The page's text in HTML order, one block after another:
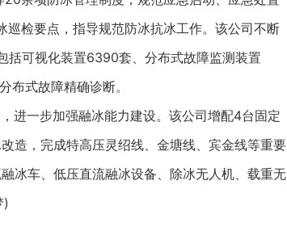
检要点，指导规范防冰抗冰工作。该公司不断
括可视化装置6390套、分布式故障监测装置
布式故障精确诊断。
一步加强融冰能力建设。该公司增配4台固定
造，完成特高压灵绍线、金塘线、宾金线等重要
冰车、低压直流融冰设备、除冰无人机、载重无
)